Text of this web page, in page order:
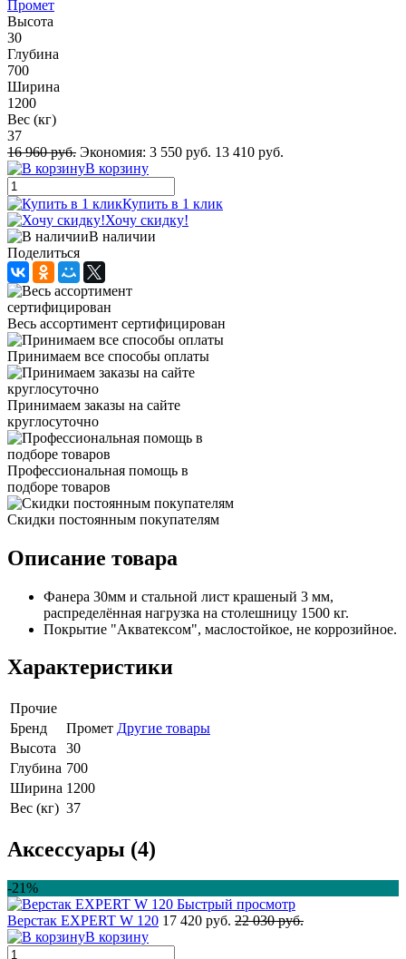
Промет
Высота
30
Глубина
700
Ширина
1200
Вес (кг)
37
16 960 руб. Экономия: 3 550 руб. 13 410 руб.
В корзину
Купить в 1 клик
Хочу скидку!
В наличии
Поделиться
Весь ассортимент сертифицирован
Принимаем все способы оплаты
Принимаем заказы на сайте
круглосуточно
Профессиональная помощь в
подборе товаров
Скидки постоянным покупателям
Описание товара
Фанера 30мм и стальной лист крашеный 3 мм,
распределённая нагрузка на столешницу 1500 кг.
Покрытие "Акватексом", маслостойкое, не коррозийное.
Характеристики
Прочие
Бренд
Промет Другие товары
Высота
30
Глубина 700
Ширина 1200
Вес (кг) 37
Аксессуары (4)
-21%
Быстрый просмотр
Верстак EXPERT W 120 17 420 руб. 22 030 руб.
В корзину